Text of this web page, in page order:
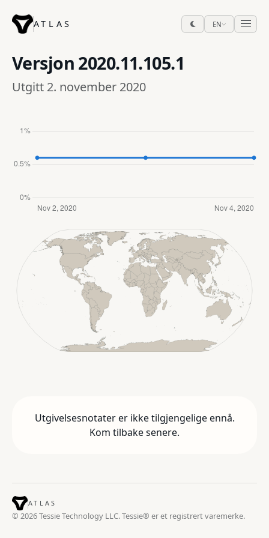
ATLAS EN
Versjon 2020.11.105.1
Utgitt 2. november 2020
Utgivelsesnotater er ikke tilgjengelige ennå.
Kom tilbake senere.
ATLAS
© 2026 Tessie Technology LLC. Tessie® er et registrert varemerke.